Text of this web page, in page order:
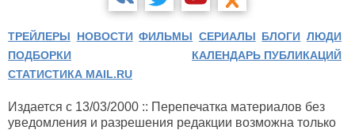
ТРЕЙЛЕРЫ НОВОСТИ ФИЛЬМЫ СЕРИАЛЫ БЛОГИ ЛЮДИ
ПОДБОРКИ
КАЛЕНДАРЬ ПУБЛИКАЦИЙ
СТАТИСТИКА MAIL.RU
Издается с 13/03/2000 :: Перепечатка материалов без
уведомления и разрешения редакции возможна только